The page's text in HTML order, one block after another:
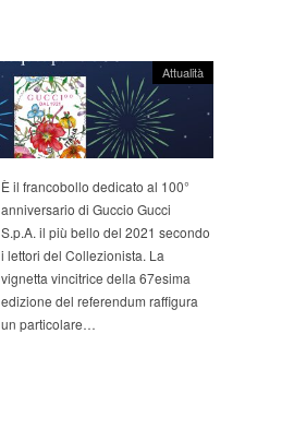
Attualità
È il francobollo dedicato al 100°
anniversario di Guccio Gucci
S.p.A. il più bello del 2021 secondo
i lettori del Collezionista. La
vignetta vincitrice della 67esima
edizione del referendum raffigura
un particolare…